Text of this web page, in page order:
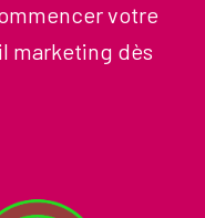
votre
marketing dès